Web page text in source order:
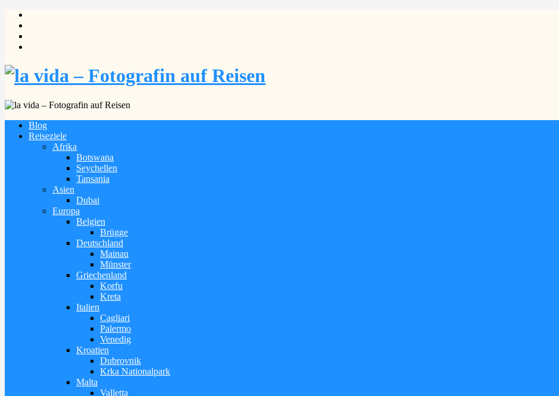
Blog
Reiseziele
Afrika
Botswana
Seychellen
Tansania
Asien
Dubai
Europa
Belgien
Brügge
Deutschland
Mainau
Münster
Griechenland
Korfu
Kreta
Italien
Cagliari
Palermo
Venedig
Kroatien
Dubrovnik
Krka Nationalpark
Malta
Valletta